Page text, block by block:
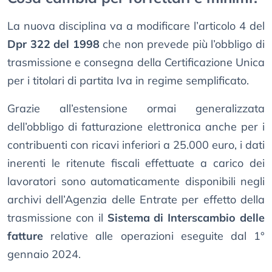
La nuova disciplina va a modificare l’articolo 4 del
Dpr 322 del 1998che non prevede più l’obbligo di
trasmissione e consegna della Certificazione Unica
per i titolari di partita Iva in regime semplificato.
Grazie all’estensione ormai generalizzata
dell’obbligo di fatturazione elettronica anche per i
contribuenti con ricavi inferiori a 25.000 euro, i dati
inerenti le ritenute fiscali effettuate a carico dei
lavoratori sono automaticamente disponibili negli
archivi dell’Agenzia delle Entrate per effetto della
trasmissione con il Sistema di Interscambio delle
fatture relative alle operazioni eseguite dal 1°
gennaio 2024.